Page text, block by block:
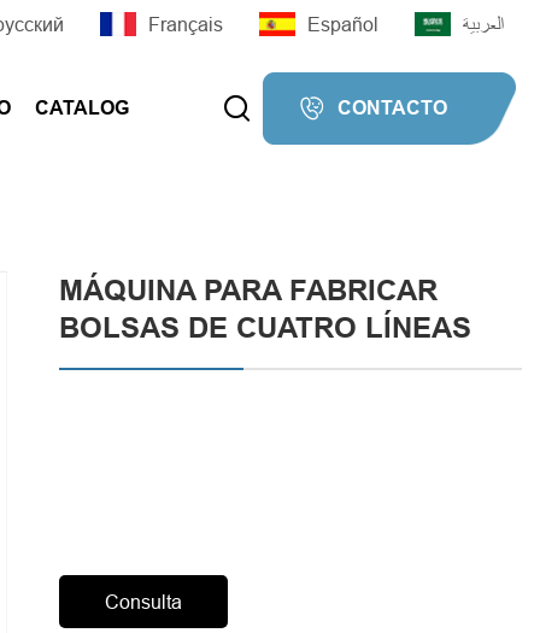
Français Español العربية
CATALOG   CONTACTO
MÁQUINA PARA FABRICAR
BOLSAS DE CUATRO LÍNEAS
Consulta